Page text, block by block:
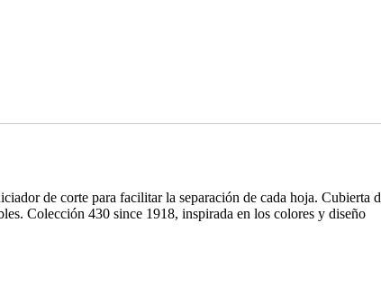
de corte para facilitar la separación de cada hoja. Cubierta
Colección 430 since 1918, inspirada en los colores y diseño